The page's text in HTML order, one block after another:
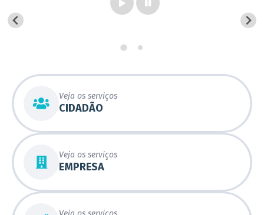
CIDADÃO
Veja os serviços
EMPRESA
Veja os serviços